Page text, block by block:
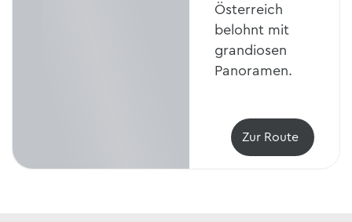
Österreich
belohnt mit
grandiosen
Panoramen.
Zur Route